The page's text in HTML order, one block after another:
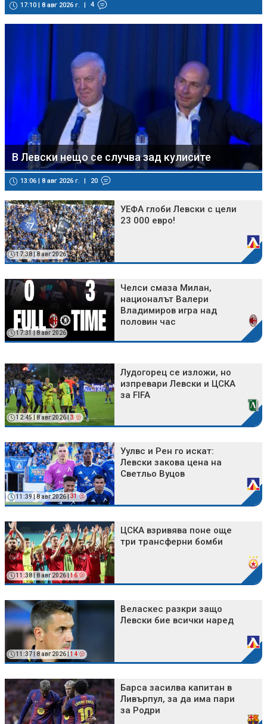
17:10 | 8 авг 2026 г. | 4
В Левски нещо се случва зад кулисите
13:06 | 8 авг 2026 г. | 20
17:38 | 8 авг 2026
УЕФА глоби Левски с цели
23 000 евро!
17:31 | 8 авг 2026
Челси смаза Милан,
националът Валери
Владимиров игра над
половин час
12:45 | 8 авг 2026 |3
Лудогорец се изложи, но
изпревари Левски и ЦСКА
за FIFA
11:39 | 8 авг 2026 |31
Уулвс и Рен го искат:
Левски закова цена на
Светльо Вуцов
11:38 | 8 авг 2026 |16
ЦСКА взривява поне още
три трансферни бомби
11:37 | 8 авг 2026 | 14
Веласкес разкри защо
Левски бие всички наред
Барса засилва капитан в
Ливърпул, за да има пари
за Родри